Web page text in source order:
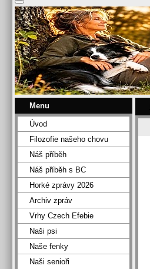
Menu
Úvod
Filozofie našeho chovu
Náš příběh
Náš příběh s BC
Horké zprávy 2026
Archiv zpráv
Vrhy Czech Efebie
Naši psi
Naše fenky
Naši senioři